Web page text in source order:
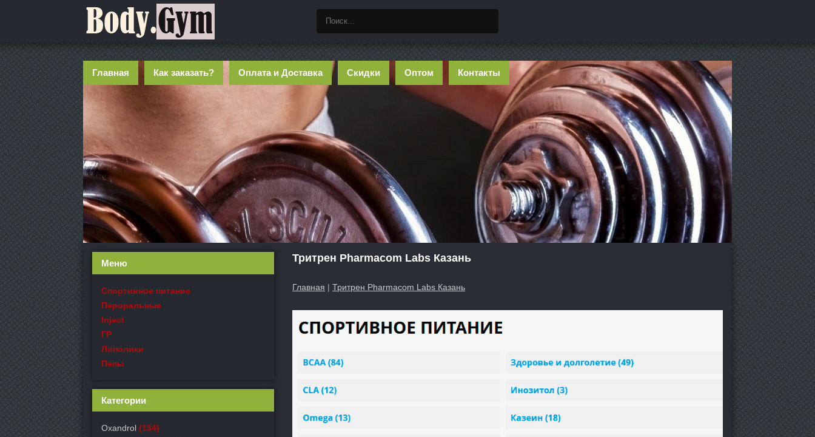
Главная Как заказать? Оплата и Доставка Скидки Оптом Контакты
Тритрен Pharmacom Labs Казань
Главная | Тритрен Pharmacom Labs Казань
Меню
Спортивное питание
Пероральные
Inject
ГР
Липолики
Пепы
Категории
Oxandrol (134)